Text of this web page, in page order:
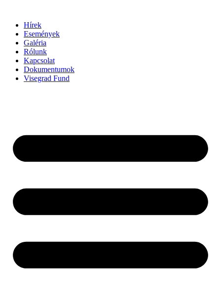
tartalomhoz
Hírek
Események
Galéria
Rólunk
Kapcsolat
Dokumentumok
Visegrad Fund